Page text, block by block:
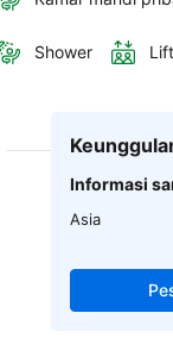
Shower Lift
Informasi
Asia